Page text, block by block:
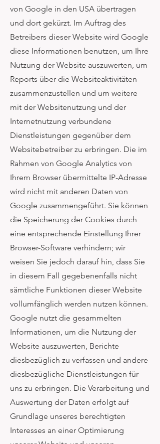
von Google in den USA übertragen
und dort gekürzt. Im Auftrag des
Betreibers dieser Website wird Google
diese Informationen benutzen, um Ihre
Nutzung der Website auszuwerten, um
Reports über die Websiteaktivitäten
zusammenzustellen und um weitere
mit der Websitenutzung und der
Internetnutzung verbundene
Dienstleistungen gegenüber dem
Websitebetreiber zu erbringen. Die im
Rahmen von Google Analytics von
Ihrem Browser übermittelte IP-Adresse
wird nicht mit anderen Daten von
Google zusammengeführt. Sie können
die Speicherung der Cookies durch
eine entsprechende Einstellung Ihrer
Browser-Software verhindern; wir
weisen Sie jedoch darauf hin, dass Sie
in diesem Fall gegebenenfalls nicht
sämtliche Funktionen dieser Website
vollumfänglich werden nutzen können.
Google nutzt die gesammelten
Informationen, um die Nutzung der
Website auszuwerten, Berichte
diesbezüglich zu verfassen und andere
diesbezügliche Dienstleistungen für
uns zu erbringen. Die Verarbeitung und
Auswertung der Daten erfolgt auf
Grundlage unseres berechtigten
Interesses an einer Optimierung